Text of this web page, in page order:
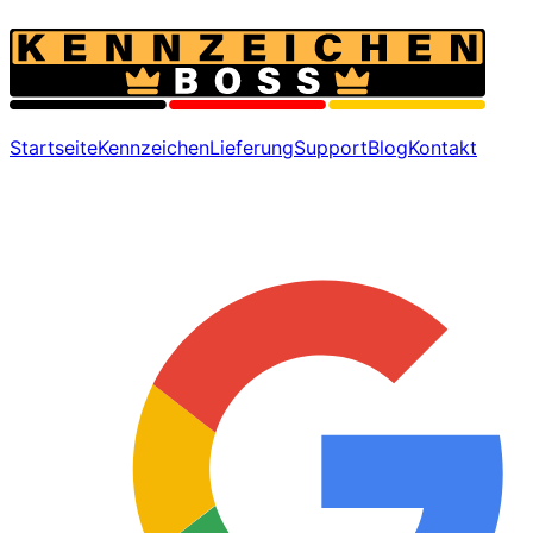
StartseiteKennzeichenLieferungSupportBlogKontakt